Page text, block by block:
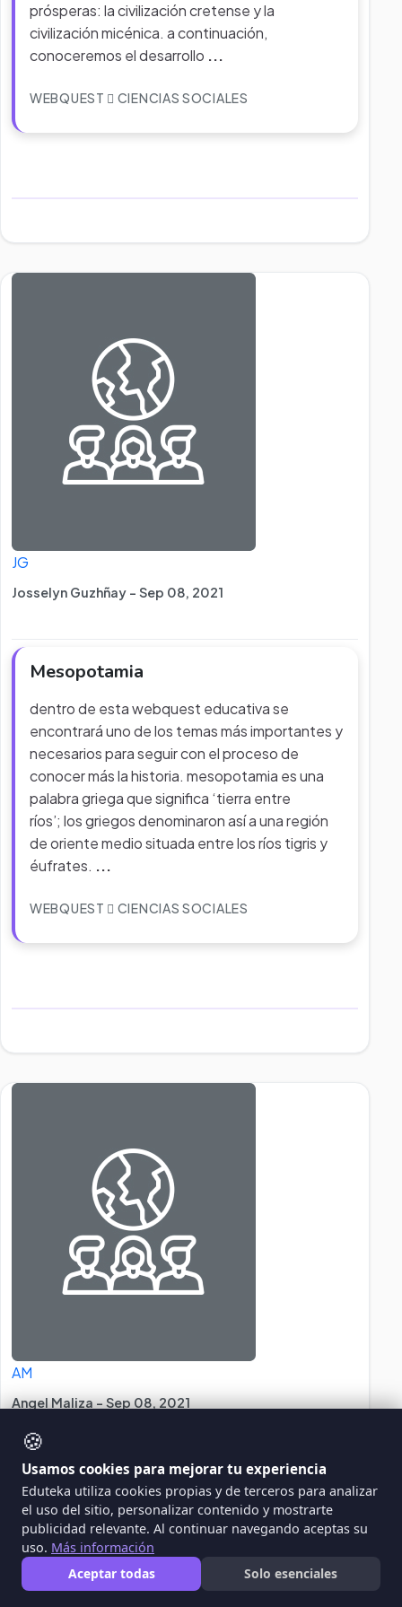
prósperas: la civilización cretense y la
civilización micénica. a continuación,
conoceremos el desarrollo ...
WEBQUEST CIENCIAS SOCIALES
JG
Josselyn Guzhñay - Sep 08, 2021
Mesopotamia
dentro de esta webquest educativa se
encontrará uno de los temas más importantes y
necesarios para seguir con el proceso de
conocer más la historia. mesopotamia es una
palabra griega que significa ‘tierra entre
ríos’; los griegos denominaron así a una región
de oriente medio situada entre los ríos tigris y
éufrates. ...
WEBQUEST CIENCIAS SOCIALES
AM
Angel Maliza - Sep 08, 2021
La Gran Depresión
la gran depresión después de la primera guerra
mundial, estados unidos se convirtió en una
gran potencia económica mundial. los
estadounidenses exportaron el consumismo en
🍪
Usamos cookies para mejorar tu experiencia
Eduteka utiliza cookies propias y de terceros para analizar
el uso del sitio, personalizar contenido y mostrarte
publicidad relevante. Al continuar navegando aceptas su
uso. Más información
Aceptar todas
Solo esenciales